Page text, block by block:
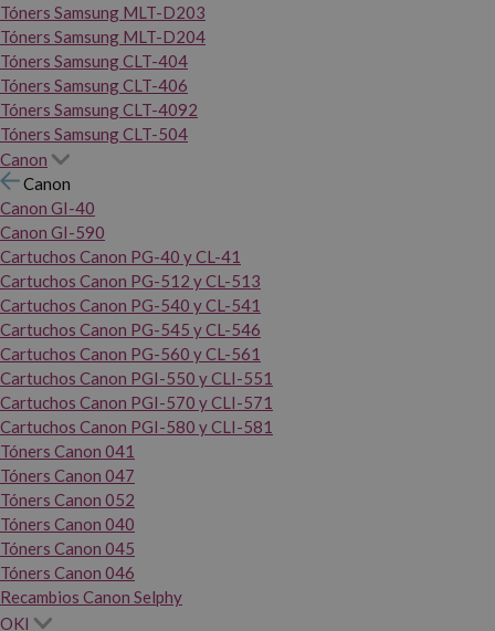
Tóners Samsung MLT-D203
Tóners Samsung MLT-D204
Tóners Samsung CLT-404
Tóners Samsung CLT-406
Tóners Samsung CLT-4092
Tóners Samsung CLT-504
Canon
Canon
Canon GI-40
Canon GI-590
Cartuchos Canon PG-40 y CL-41
Cartuchos Canon PG-512 y CL-513
Cartuchos Canon PG-540 y CL-541
Cartuchos Canon PG-545 y CL-546
Cartuchos Canon PG-560 y CL-561
Cartuchos Canon PGI-550 y CLI-551
Cartuchos Canon PGI-570 y CLI-571
Cartuchos Canon PGI-580 y CLI-581
Tóners Canon 041
Tóners Canon 047
Tóners Canon 052
Tóners Canon 040
Tóners Canon 045
Tóners Canon 046
Recambios Canon Selphy
OKI